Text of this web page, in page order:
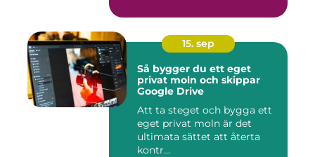
15. sep
Så bygger du ett eget
privat moln och skippar
Google Drive
Att ta steget och bygga ett
eget privat moln är det
ultimata sättet att återta
kontr...